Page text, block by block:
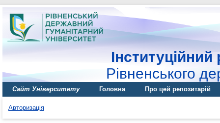
Інституційний
Рівненського
Сайт Університету Головна Про цей репозитарій
Авторизація